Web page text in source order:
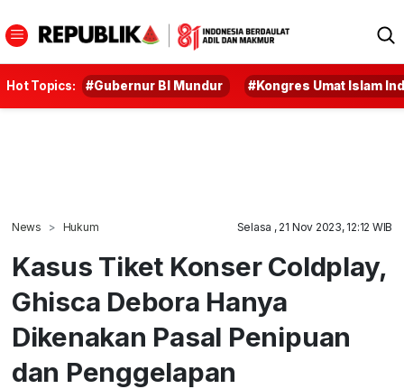
Hot Topics: #Gubernur BI Mundur #Kongres Umat Islam
News Hukum Selasa , 21 Nov 2023, 12:12 WIB
Kasus Tiket Konser Coldplay,
Ghisca Debora Hanya
Dikenakan Pasal Penipuan
dan Penggelapan